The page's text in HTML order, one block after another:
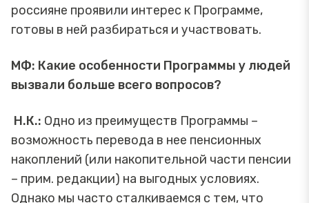
россияне проявили интерес к Программе,
готовы в ней разбираться и участвовать.
МФ: Какие особенности Программы у людей
вызвали больше всего вопросов?
Н.К.: Одно из преимуществ Программы –
возможность перевода в нее пенсионных
накоплений (или накопительной части пенсии
– прим. редакции) на выгодных условиях.
Однако мы часто сталкиваемся с тем, что